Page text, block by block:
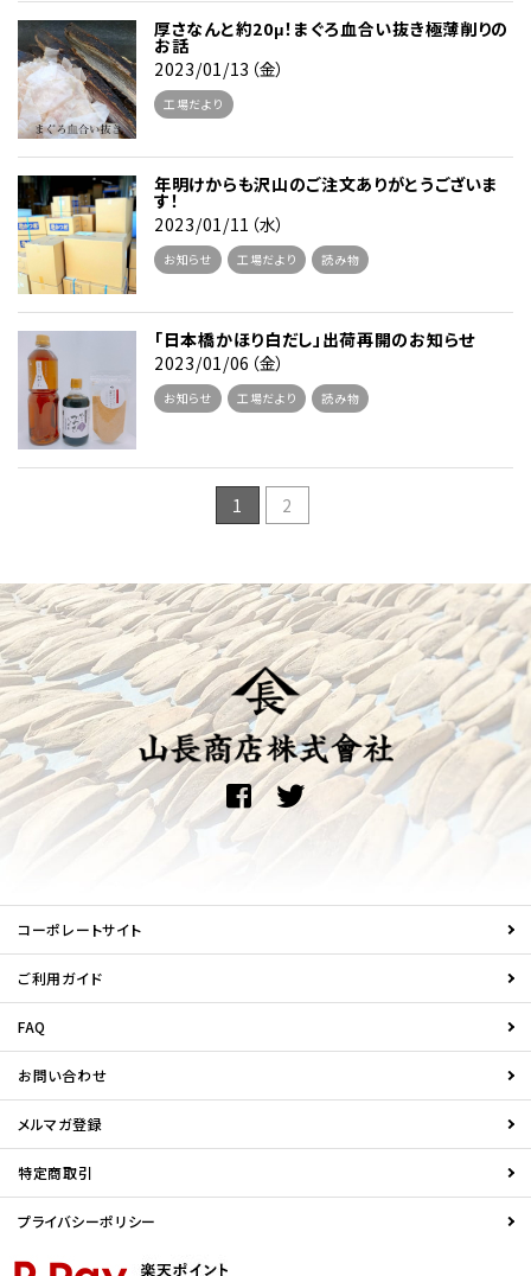
厚さなんと約20μ！まぐろ血合い抜き極薄削りの
お話
2023/01/13（金）
工場だより
年明けからも沢山のご注文ありがとうございま
す！
2023/01/11（水）
お知らせ 工場だより 読み物
「日本橋かほり白だし」出荷再開のお知らせ
2023/01/06（金）
お知らせ 工場だより 読み物
1 2
コーポレートサイト
ご利用ガイド
FAQ
お問い合わせ
メルマガ登録
特定商取引
プライバシーポリシー